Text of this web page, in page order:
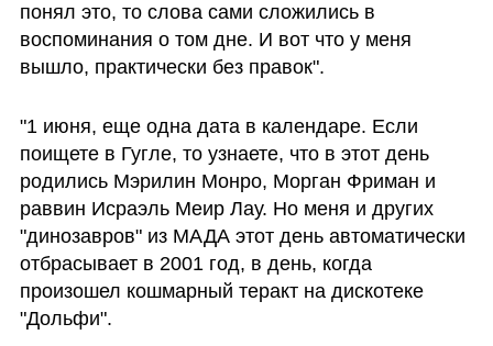
понял это, то слова сами сложились в
воспоминания о том дне. И вот что у меня
вышло, практически без правок".
"1 июня, еще одна дата в календаре. Если
поищете в Гугле, то узнаете, что в этот день
родились Мэрилин Монро, Морган Фриман и
раввин Исраэль Меир Лау. Но меня и других
"динозавров" из МАДА этот день автоматически
отбрасывает в 2001 год, в день, когда
произошел кошмарный теракт на дискотеке
"Дольфи".